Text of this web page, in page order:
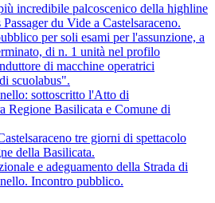
incredibile palcoscenico della highline
du Vide a Castelsaraceno.
per soli esami per l'assunzione, a
di n. 1 unità nel profilo
di macchine operatrici
scuolabus".
sottoscritto l'Atto di
Regione Basilicata e Comune di
tre giorni di spettacolo
della Basilicata.
e adeguamento della Strada di
Incontro pubblico.